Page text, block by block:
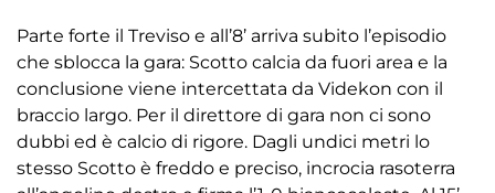
Parte forte il Treviso e all’8’ arriva subito l’episodio
che sblocca la gara: Scotto calcia da fuori area e la
conclusione viene intercettata da Videkon con il
braccio largo. Per il direttore di gara non ci sono
dubbi ed è calcio di rigore. Dagli undici metri lo
stesso Scotto è freddo e preciso, incrocia rasoterra